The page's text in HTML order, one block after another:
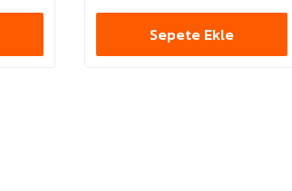
Sepete Ekle